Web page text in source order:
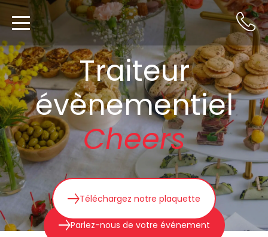
Traiteur
évènementiel
Cheers
Parlez-nous de votre événement
Téléchargez notre plaquette